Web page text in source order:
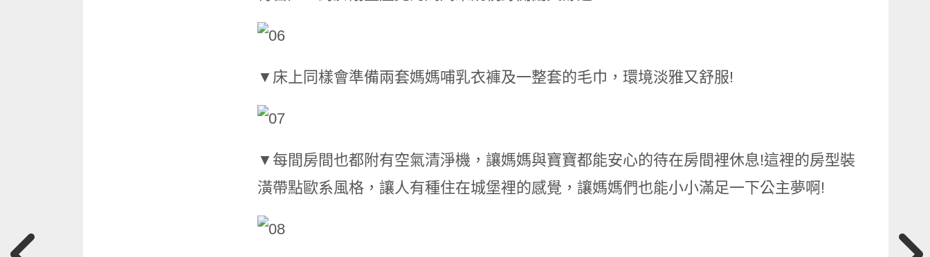
▼床上同樣會準備兩套媽媽哺乳衣褲及一整套的毛巾，環境淡雅又舒服!
▼每間房間也都附有空氣清淨機，讓媽媽與寶寶都能安心的待在房間裡休息!這裡的房型裝
潢帶點歐系風格，讓人有種住在城堡裡的感覺，讓媽媽們也能小小滿足一下公主夢啊!